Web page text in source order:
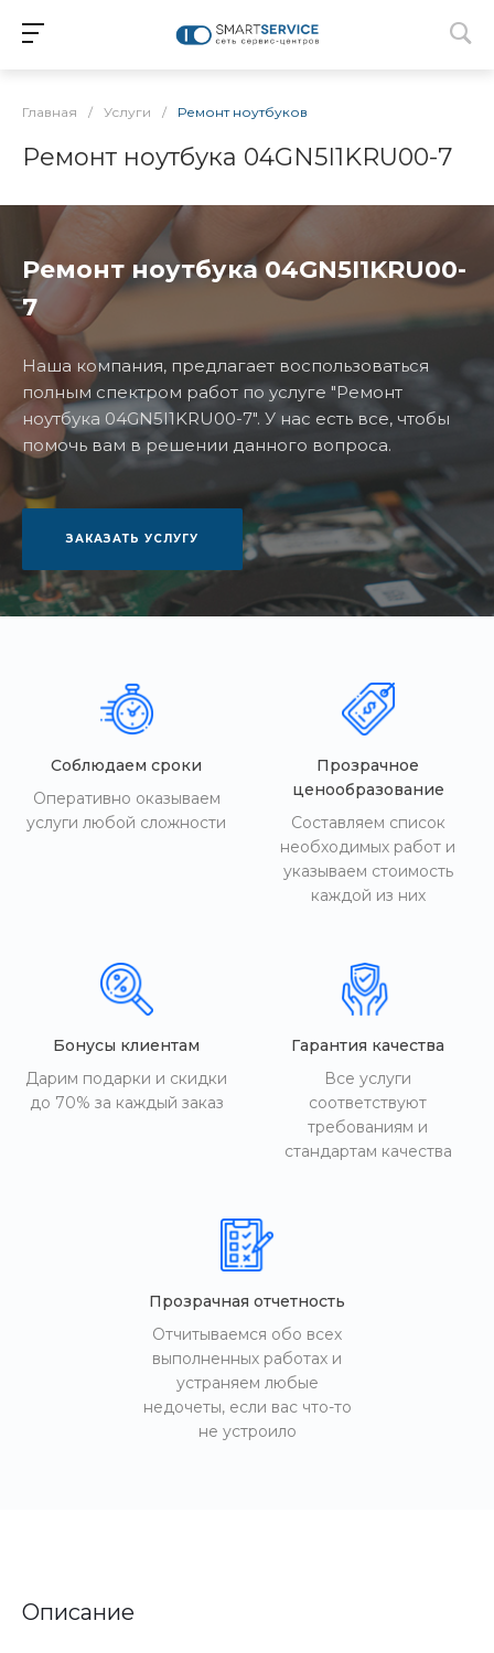
Главная / Услуги / Ремонт ноутбуков
Ремонт ноутбука 04GN5I1KRU00-7
Ремонт ноутбука 04GN5I1KRU00-
7
Наша компания, предлагает воспользоваться
полным спектром работ по услуге "Ремонт
ноутбука 04GN5I1KRU00-7". У нас есть все, чтобы
помочь вам в решении данного вопроса.
ЗАКАЗАТЬ УСЛУГУ
Соблюдаем сроки
Оперативно оказываем
услуги любой сложности
Прозрачное
ценообразование
Составляем список
необходимых работ и
указываем стоимость
каждой из них
Бонусы клиентам
Дарим подарки и скидки
до 70% за каждый заказ
Гарантия качества
Все услуги
соответствуют
требованиям и
стандартам качества
Прозрачная отчетность
Отчитываемся обо всех
выполненных работах и
устраняем любые
недочеты, если вас что-то
не устроило
Описание